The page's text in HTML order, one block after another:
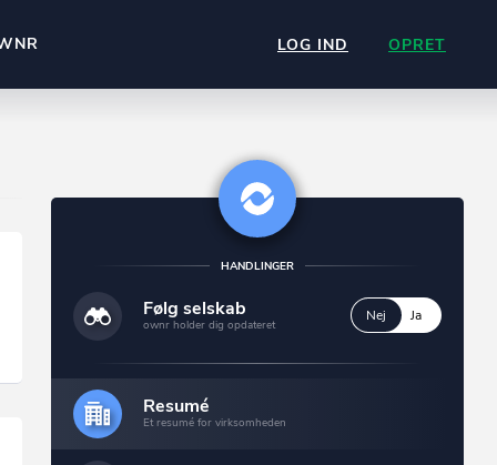
LOG IND OPRET
HANDLINGER
Følg selskab
ownr holder dig opdateret
Nej Ja
Resumé
Et resumé for virksomheden